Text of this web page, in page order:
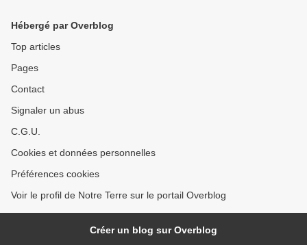
Hébergé par Overblog
Top articles
Pages
Contact
Signaler un abus
C.G.U.
Cookies et données personnelles
Préférences cookies
Voir le profil de Notre Terre sur le portail Overblog
Créer un blog sur Overblog